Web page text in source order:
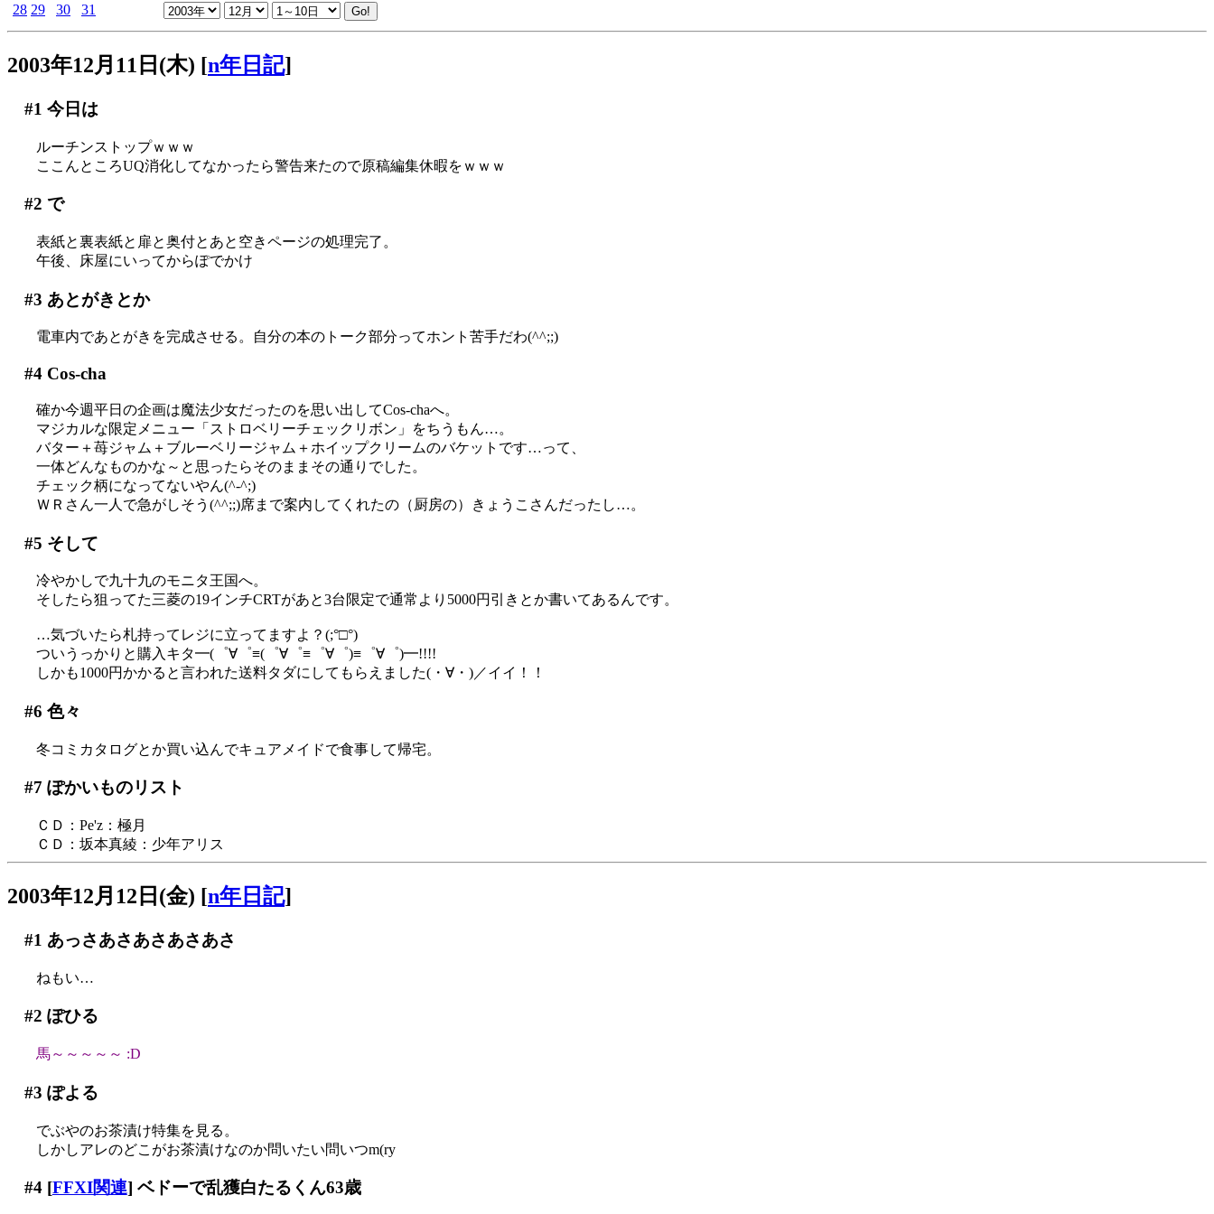
28 29 30 31
2003年12月11日(木) [n年日記]
#1 今日は
ルーチンストップｗｗｗ
ここんところUQ消化してなかったら警告来たので原稿編集休暇をｗｗｗ
#2 で
表紙と裏表紙と扉と奥付とあと空きページの処理完了。
午後、床屋にいってからぽでかけ
#3 あとがきとか
電車内であとがきを完成させる。自分の本のトーク部分ってホント苦手だわ(^^;;)
#4Cos-cha
確か今週平日の企画は魔法少女だったのを思い出してCos-chaへ。
マジカルな限定メニュー「ストロベリーチェックリボン」をちうもん…。
バター＋苺ジャム＋ブルーベリージャム＋ホイップクリームのバケットです…って、
一体どんなものかな～と思ったらそのままその通りでした。
チェック柄になってないやん(^-^;)
ＷＲさん一人で急がしそう(^^;;)席まで案内してくれたの（厨房の）きょうこさんだったし…。
#5 そして
冷やかしで九十九のモニタ王国へ。
そしたら狙ってた三菱の19インチCRTがあと3台限定で通常より5000円引きとか書いてあるんです。
…気づいたら札持ってレジに立ってますよ？(;°□°)
ついうっかりと購入キタ━(゜∀゜≡(゜∀゜≡゜∀゜)≡゜∀゜)━!!!!
しかも1000円かかると言われた送料タダにしてもらえました(・∀・)／イイ！！
#6 色々
冬コミカタログとか買い込んでキュアメイドで食事して帰宅。
#7 ぽかいものリスト
ＣＤ：Pe'z：極月
ＣＤ：坂本真綾：少年アリス
2003年12月12日(金) [n年日記]
#1 あっさあさあさあさあさ
ねもい…
#2 ぽひる
馬～～～～～ :D
#3 ぽよる
でぶやのお茶漬け特集を見る。
しかしアレのどこがお茶漬けなのか問いたい問いつm(ry
#4[FFXI関連] ベドーで乱獲白たるくん63歳